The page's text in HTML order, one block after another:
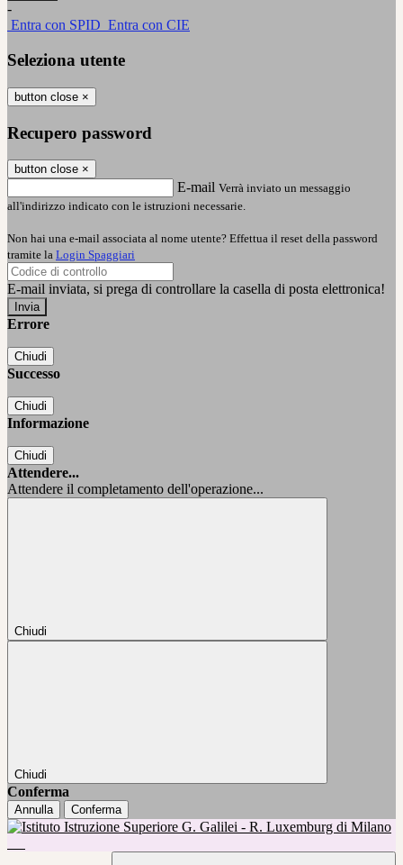
-
Entra con SPID Entra con CIE
Seleziona utente
button close ×
Recupero password
button close ×
E-mail Verrà inviato un messaggio
all'indirizzo indicato con le istruzioni necessarie.
Non hai una e-mail associata al nome utente? Effettua il reset della password
tramite la Login Spaggiari
E-mail inviata, si prega di controllare la casella di posta elettronica!
Errore
Chiudi
Successo
Chiudi
Informazione
Chiudi
Attendere...
Attendere il completamento dell'operazione...
Chiudi
Chiudi
Conferma
Annulla Conferma